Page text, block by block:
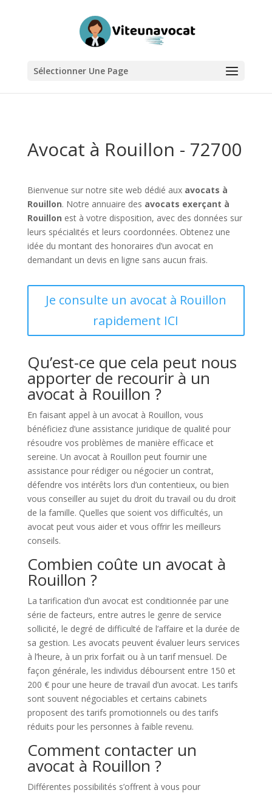
Sélectionner Une Page
Avocat à Rouillon - 72700
Bienvenue sur notre site web dédié aux avocats à
Rouillon. Notre annuaire des avocats exerçant à
Rouillon est à votre disposition, avec des données sur
leurs spécialités et leurs coordonnées. Obtenez une
idée du montant des honoraires d’un avocat en
demandant un devis en ligne sans aucun frais.
Je consulte un avocat à Rouillon
rapidement ICI
Qu’est-ce que cela peut nous
apporter de recourir à un
avocat à Rouillon ?
En faisant appel à un avocat à Rouillon, vous
bénéficiez d’une assistance juridique de qualité pour
résoudre vos problèmes de manière efficace et
sereine. Un avocat à Rouillon peut fournir une
assistance pour rédiger ou négocier un contrat,
défendre vos intérêts lors d’un contentieux, ou bien
vous conseiller au sujet du droit du travail ou du droit
de la famille. Quelles que soient vos difficultés, un
avocat peut vous aider et vous offrir les meilleurs
conseils.
Combien coûte un avocat à
Rouillon ?
La tarification d’un avocat est conditionnée par une
série de facteurs, entre autres le genre de service
sollicité, le degré de difficulté de l’affaire et la durée de
sa gestion. Les avocats peuvent évaluer leurs services
à l’heure, à un prix forfait ou à un tarif mensuel. De
façon générale, les individus déboursent entre 150 et
200 € pour une heure de travail d’un avocat. Les tarifs
sont souvent négociables et certains cabinets
proposent des tarifs promotionnels ou des tarifs
réduits pour les personnes à faible revenu.
Comment contacter un
avocat à Rouillon ?
Différentes possibilités s’offrent à vous pour